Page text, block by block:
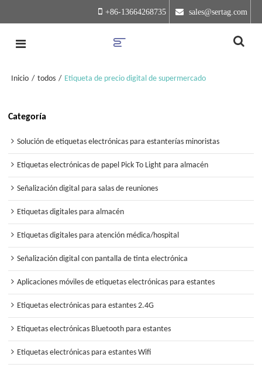
+86-13664268735 sales@sertag.com
Inicio / todos / Etiqueta de precio digital de supermercado
Categoría
Solución de etiquetas electrónicas para estanterías minoristas
Etiquetas electrónicas de papel Pick To Light para almacén
Señalización digital para salas de reuniones
Etiquetas digitales para almacén
Etiquetas digitales para atención médica/hospital
Señalización digital con pantalla de tinta electrónica
Aplicaciones móviles de etiquetas electrónicas para estantes
Etiquetas electrónicas para estantes 2.4G
Etiquetas electrónicas Bluetooth para estantes
Etiquetas electrónicas para estantes Wifi